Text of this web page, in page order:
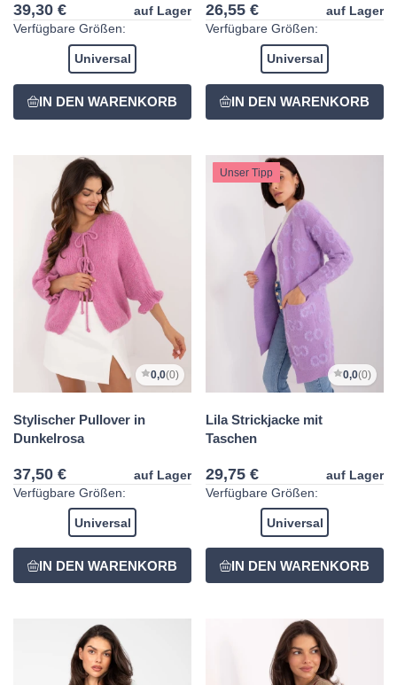
39,30 €
auf Lager
Verfügbare Größen:
Universal
26,55 €
auf Lager
Verfügbare Größen:
Universal
0,0(0)
Stylischer Pullover in
Dunkelrosa
37,50 €
auf Lager
Verfügbare Größen:
Universal
Unser Tipp
0,0(0)
Lila Strickjacke mit
Taschen
29,75 €
auf Lager
Verfügbare Größen:
Universal